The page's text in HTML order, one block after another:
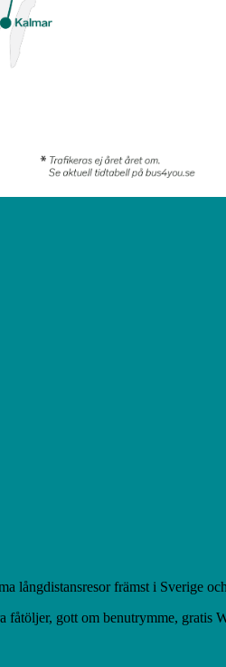
långdistansresor främst i Sverige
gott om benutrymme, gratis